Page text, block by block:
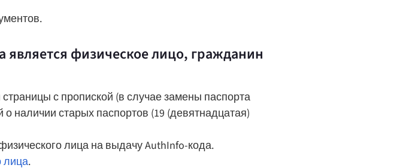
физическое лицо, гражданин
с пропиской (в случае замены паспорта
наличии старых паспортов (19 (девятнадцатая)
лица на выдачу AuthInfo-кода.
лица.